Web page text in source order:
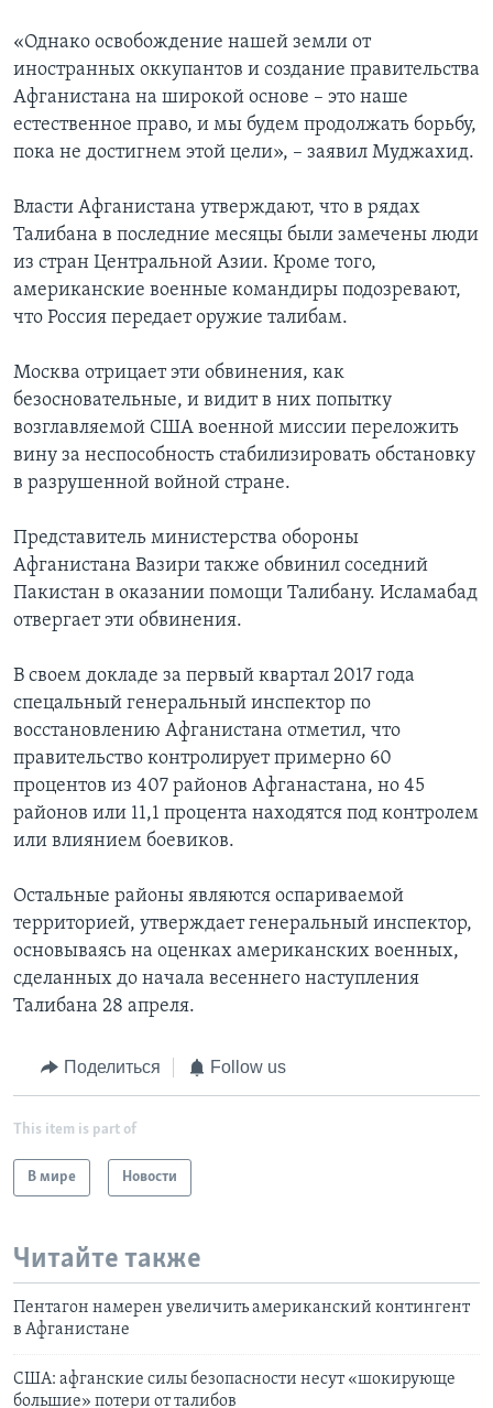
«Однако освобождение нашей земли от
иностранных оккупантов и создание правительства
Афганистана на широкой основе – это наше
естественное право, и мы будем продолжать борьбу,
пока не достигнем этой цели», – заявил Муджахид.
Власти Афганистана утверждают, что в рядах
Талибана в последние месяцы были замечены люди
из стран Центральной Азии. Кроме того,
американские военные командиры подозревают,
что Россия передает оружие талибам.
Москва отрицает эти обвинения, как
безосновательные, и видит в них попытку
возглавляемой США военной миссии переложить
вину за неспособность стабилизировать обстановку
в разрушенной войной стране.
Представитель министерства обороны
Афганистана Вазири также обвинил соседний
Пакистан в оказании помощи Талибану. Исламабад
отвергает эти обвинения.
В своем докладе за первый квартал 2017 года
спецальный генеральный инспектор по
восстановлению Афганистана отметил, что
правительство контролирует примерно 60
процентов из 407 районов Афганастана, но 45
районов или 11,1 процента находятся под контролем
или влиянием боевиков.
Остальные районы являются оспариваемой
территорией, утверждает генеральный инспектор,
основываясь на оценках американских военных,
сделанных до начала весеннего наступления
Талибана 28 апреля.
Поделиться Follow us
This item is part of
В мире Новости
Читайте также
Пентагон намерен увеличить американский контингент
в Афганистане
США: афганские силы безопасности несут «шокирующе
большие» потери от талибов